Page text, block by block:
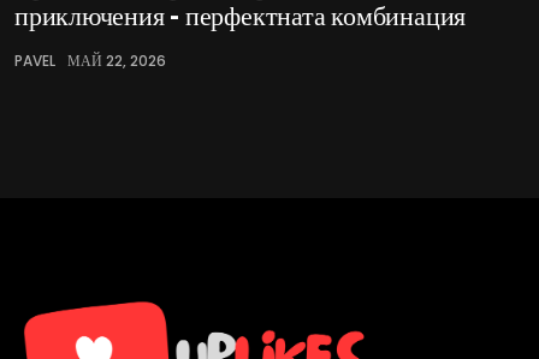
приключения – перфектната комбинация
PAVEL МАЙ 22, 2026